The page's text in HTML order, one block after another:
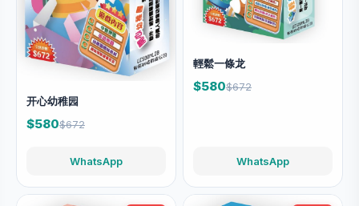
开心幼稚园
$580$672
WhatsApp
輕鬆一條龙
$580$672
WhatsApp